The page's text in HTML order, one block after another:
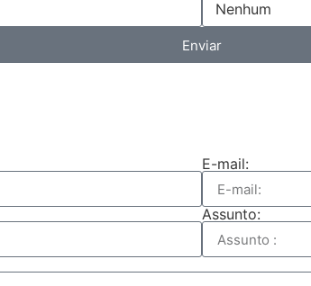
Enviar
E-mail:
Assunto: